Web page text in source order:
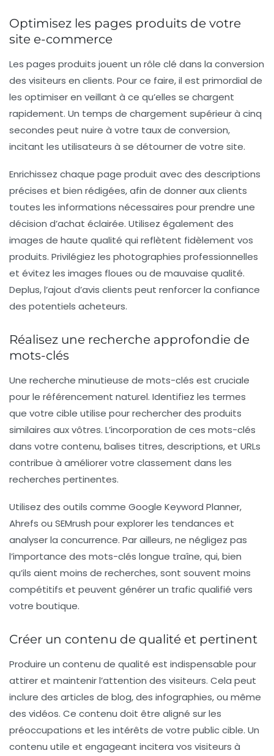
Optimisez les pages produits de votre
site e-commerce
Les pages produits jouent un rôle clé dans la conversion
des visiteurs en clients. Pour ce faire, il est primordial de
les optimiseren veillant à ce qu’elles se chargent
rapidement. Un temps de chargement supérieur à cinq
secondes peut nuire à votre taux de conversion,
incitant les utilisateurs à se détourner de votre site.
Enrichissez chaque page produit avec des descriptions
précises et bien rédigées, afin de donner aux clients
toutes les informations nécessaires pour prendre une
décision d’achat éclairée. Utilisez également des
images de haute qualité qui reflètent fidèlement vos
produits. Privilégiez les photographies professionnelles
et évitez les images floues ou de mauvaise qualité.
Deplus, l’ajout d’avis clients peut renforcer la confiance
des potentiels acheteurs.
Réalisez une recherche approfondie de
mots-clés
Une recherche minutieuse de mots-clés est cruciale
pour le référencement naturel. Identifiez les termes
que votre cible utilise pour rechercher des produits
similaires aux vôtres. L’incorporation de ces mots-clés
dans votre contenu, balises titres, descriptions, et URLs
contribue à améliorer votre classement dans les
recherches pertinentes.
Utilisez des outils comme Google Keyword Planner,
Ahrefs ou SEMrush pour explorer les tendances et
analyser la concurrence. Par ailleurs, ne négligez pas
l’importance des mots-clés longue traîne, qui, bien
qu’ils aient moins de recherches, sont souvent moins
compétitifs et peuvent générer un trafic qualifié vers
votre boutique.
Créer un contenu de qualité et pertinent
Produire un contenu de qualité est indispensable pour
attirer et maintenir l’attention des visiteurs. Cela peut
inclure des articles de blog, des infographies, ou même
des vidéos. Ce contenu doit être aligné sur les
préoccupations et les intérêts de votre public cible. Un
contenu utile et engageant incitera vos visiteurs à